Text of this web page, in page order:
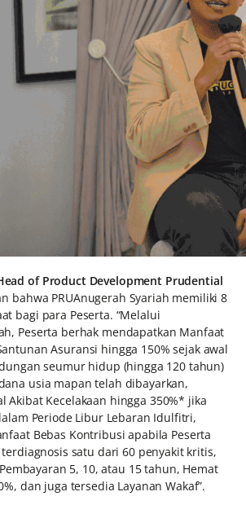
of Product Development Prudential
bahwa PRUAnugerah Syariah memiliki 8
bagi para Peserta. “Melalui
Peserta berhak mendapatkan Manfaat
Asuransi hingga 150% sejak awal
seumur hidup (hingga 120 tahun)
usia mapan telah dibayarkan,
Akibat Kecelakaan hingga 350%* jika
Periode Libur Lebaran Idulfitri,
Bebas Kontribusi apabila Peserta
satu dari 60 penyakit kritis,
5, 10, atau 15 tahun, Hemat
dan juga tersedia Layanan Wakaf”.